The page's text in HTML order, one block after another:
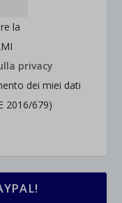
la
privacy
dei miei dati
2016/679)